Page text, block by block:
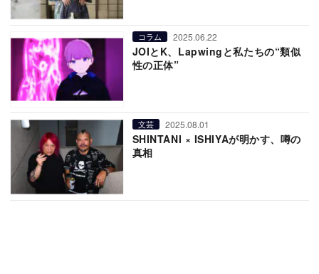
コラム 2025.06.22
JOIとK、Lapwingと私たちの“類似
性の正体”
文芸 2025.08.01
SHINTANI × ISHIYAが明かす、噂の
真相